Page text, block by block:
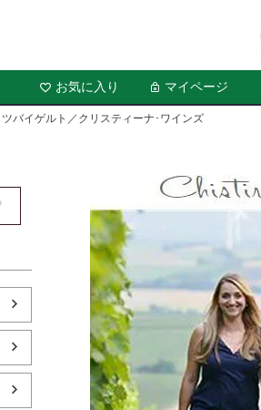
お気に入り マイページ
ツバイゲルト／クリスティーナ･ワインズ